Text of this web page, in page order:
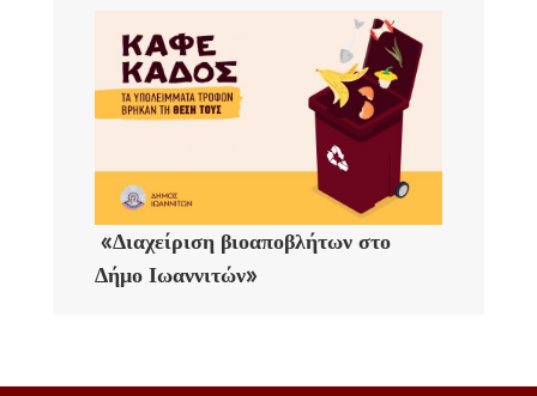
«Διαχείριση βιοαποβλήτων στο
Δήμο Ιωαννιτών»